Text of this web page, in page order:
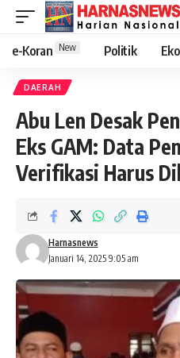
e-Koran New Politik
DAERAH
Abu Len Desak
Eks GAM: Data
Verifikasi Harus
Januari 14, 2025 9:05 am
Harnasnews